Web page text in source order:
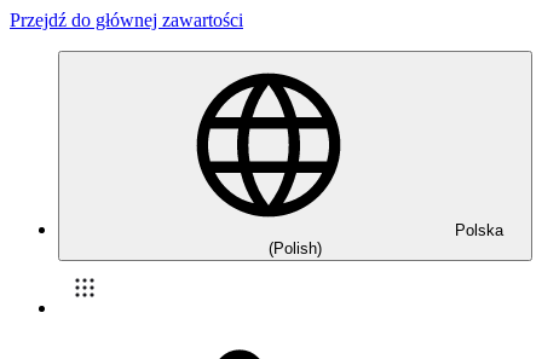
Przejdź do głównej zawartości
Polska
(Polish)